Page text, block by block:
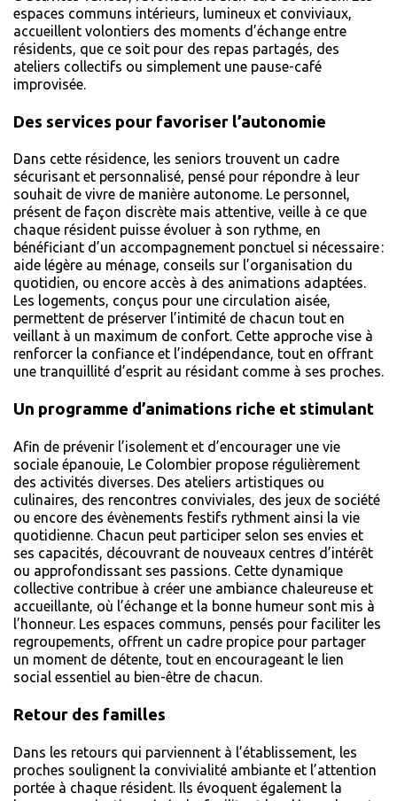
espaces communs intérieurs, lumineux et conviviaux,
accueillent volontiers des moments d’échange entre
résidents, que ce soit pour des repas partagés, des
ateliers collectifs ou simplement une pause-café
improvisée.
Des services pour favoriser l’autonomie
Dans cette résidence, les seniors trouvent un cadre
sécurisant et personnalisé, pensé pour répondre à leur
souhait de vivre de manière autonome. Le personnel,
présent de façon discrète mais attentive, veille à ce que
chaque résident puisse évoluer à son rythme, en
bénéficiant d’un accompagnement ponctuel si nécessaire :
aide légère au ménage, conseils sur l’organisation du
quotidien, ou encore accès à des animations adaptées.
Les logements, conçus pour une circulation aisée,
permettent de préserver l’intimité de chacun tout en
veillant à un maximum de confort. Cette approche vise à
renforcer la confiance et l’indépendance, tout en offrant
une tranquillité d’esprit au résidant comme à ses proches.
Un programme d’animations riche et stimulant
Afin de prévenir l’isolement et d’encourager une vie
sociale épanouie, Le Colombier propose régulièrement
des activités diverses. Des ateliers artistiques ou
culinaires, des rencontres conviviales, des jeux de société
ou encore des évènements festifs rythment ainsi la vie
quotidienne. Chacun peut participer selon ses envies et
ses capacités, découvrant de nouveaux centres d’intérêt
ou approfondissant ses passions. Cette dynamique
collective contribue à créer une ambiance chaleureuse et
accueillante, où l’échange et la bonne humeur sont mis à
l’honneur. Les espaces communs, pensés pour faciliter les
regroupements, offrent un cadre propice pour partager
un moment de détente, tout en encourageant le lien
social essentiel au bien-être de chacun.
Retour des familles
Dans les retours qui parviennent à l’établissement, les
proches soulignent la convivialité ambiante et l’attention
portée à chaque résident. Ils évoquent également la